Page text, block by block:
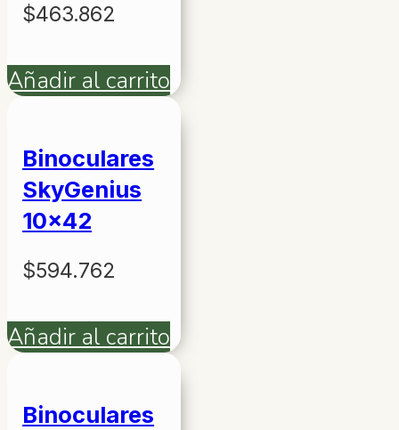
$463.862
Añadir al carrito
Binoculares
SkyGenius
10×42
$594.762
Añadir al carrito
Binoculares